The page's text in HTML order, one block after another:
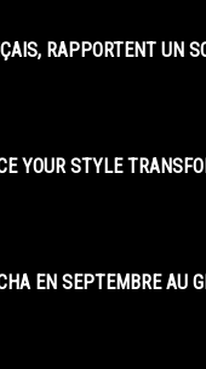
RAPPORTENT UN
YOUR STYLE
EN SEPTEMBRE AU